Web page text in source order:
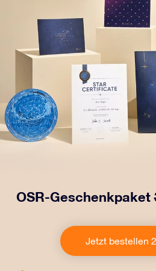
OSR-Geschenkpaket
Geschenkpaket! Dieses
schönen Umschlag und
an eine Adresse Ihrer Wahl
Jetzt bestellen